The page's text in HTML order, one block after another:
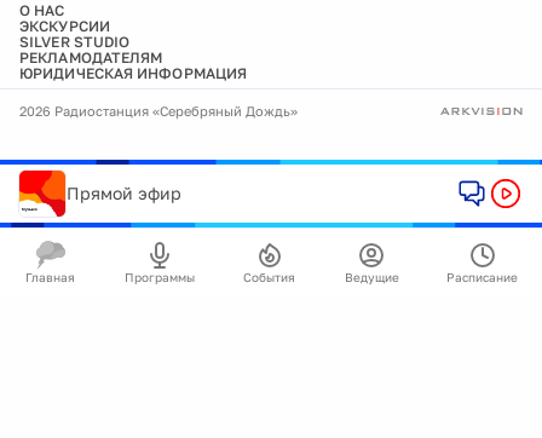
О НАС
ЭКСКУРСИИ
SILVER STUDIO
РЕКЛАМОДАТЕЛЯМ
ЮРИДИЧЕСКАЯ ИНФОРМАЦИЯ
2026 Радиостанция «Серебряный Дождь»
Прямой эфир
Главная Программы События Ведущие Расписание